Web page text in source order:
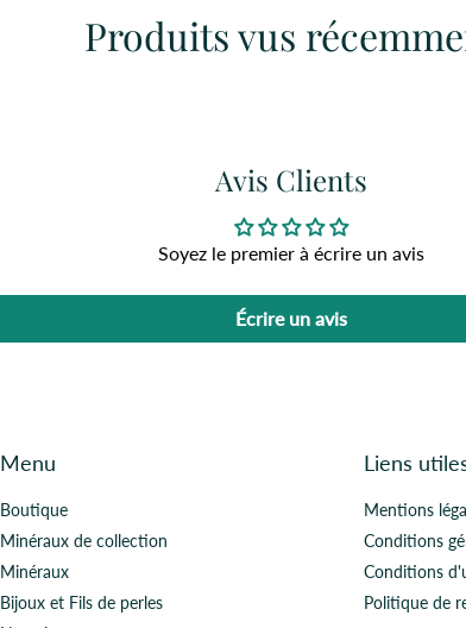
Produits vus
Avis Clients
Soyez le premier à écrire un avis
Écrire un avis
Menu
Boutique
Minéraux de collection
Minéraux
Bijoux et Fils de perles
Liens
Mentions
Conditions
Conditions
Politique de